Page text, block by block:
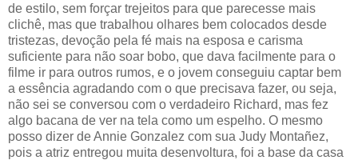
de estilo, sem forçar trejeitos para que parecesse mais
clichê, mas que trabalhou olhares bem colocados desde
tristezas, devoção pela fé mais na esposa e carisma
suficiente para não soar bobo, que dava facilmente para o
filme ir para outros rumos, e o jovem conseguiu captar bem
a essência agradando com o que precisava fazer, ou seja,
não sei se conversou com o verdadeiro Richard, mas fez
algo bacana de ver na tela como um espelho. O mesmo
posso dizer de Annie Gonzalez com sua Judy Montañez,
pois a atriz entregou muita desenvoltura, foi a base da casa